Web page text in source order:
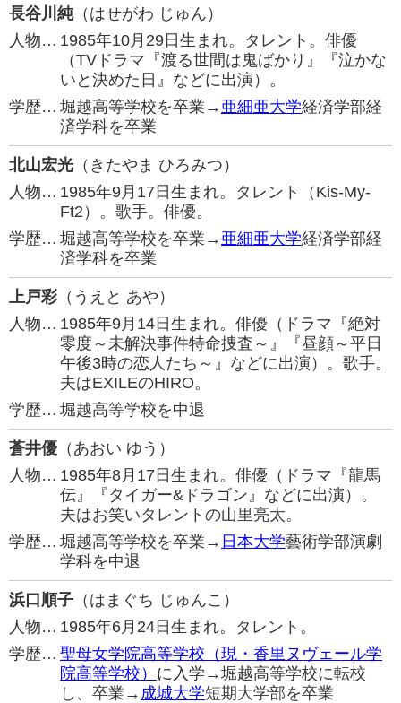
長谷川純（はせがわ じゅん）
人物… 1985年10月29日生まれ。タレント。俳優
（TVドラマ『渡る世間は鬼ばかり』『泣かな
いと決めた日』などに出演）。
学歴… 堀越高等学校を卒業→ 亜細亜大学経済学部経
済学科を卒業
北山宏光 （きたやま ひろみつ）
人物… 1985年9月17日生まれ。タレント（Kis-My-
Ft2）。歌手。俳優。
学歴… 堀越高等学校を卒業→ 亜細亜大学経済学部経
済学科を卒業
上戸彩（うえと あや）
人物… 1985年9月14日生まれ。俳優（ドラマ『絶対
零度～未解決事件特命捜査～』『昼顔～平日
午後3時の恋人たち～』などに出演）。歌手。
夫はEXILEのHIRO。
学歴… 堀越高等学校を中退
蒼井優 （あおい ゆう）
人物… 1985年8月17日生まれ。俳優（ドラマ『龍馬
伝』『タイガー&ドラゴン』などに出演）。
夫はお笑いタレントの山里亮太。
学歴… 堀越高等学校を卒業→ 日本大学藝術学部演劇
学科を中退
浜口順子 （はまぐち じゅんこ）
人物… 1985年6月24日生まれ。タレント。
学歴… 聖母女学院高等学校（現・香里ヌヴェール学
院高等学校） に入学→堀越高等学校に転校
し、卒業→ 成城大学短期大学部を卒業